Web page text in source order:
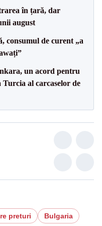
în țară, dar
august
consumul de curent „a
un acord pentru
al carcaselor de
preturi
Bulgaria